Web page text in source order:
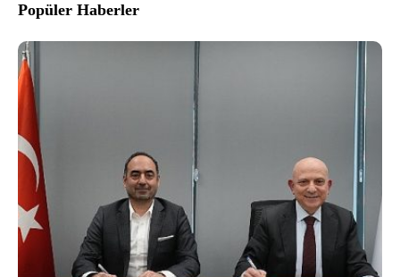
Popüler Haberler